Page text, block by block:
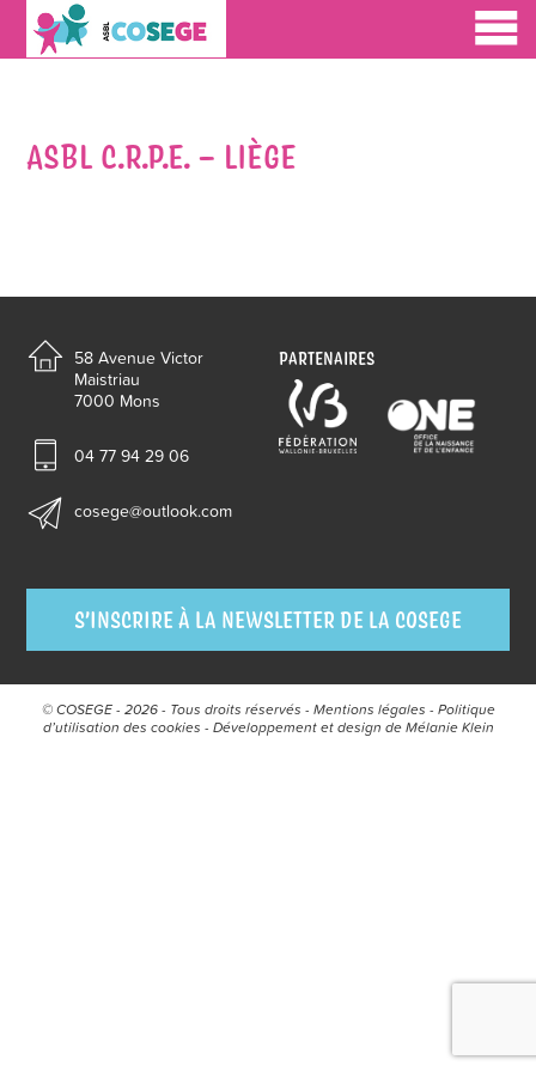
ASBL C.R.P.E. – LIÈGE
58 Avenue Victor
Maistriau
7000 Mons
04 77 94 29 06
cosege@outlook.com
PARTENAIRES
S’INSCRIRE À LA NEWSLETTER DE LA COSEGE
© COSEGE - 2026 - Tous droits réservés - Mentions légales - Politique
d’utilisation des cookies - Développement et design deMélanie Klein